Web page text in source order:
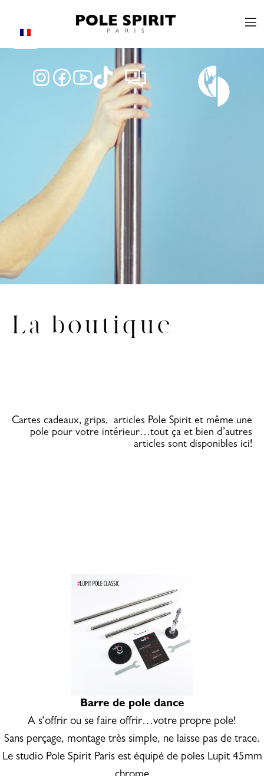
La boutique
Cartes cadeaux, grips, articles Pole Spirit et même une
pole pour votre intérieur…tout ça et bien d’autres
articles sont disponibles ici!
Barre de pole dance
A s’offrir ou se faire offrir…votre propre pole!
Sans perçage, montage très simple, ne laisse pas de trace.
Le studio Pole Spirit Paris est équipé de poles Lupit 45mm